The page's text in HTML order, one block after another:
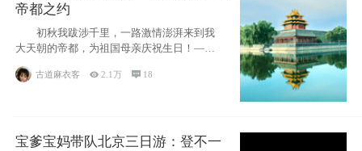
帝都之约
初秋我跋涉千里，一路激情澎湃来到我
大天朝的帝都，为祖国母亲庆祝生日！——
古道麻衣客 2.1万  18
宝爹宝妈带队北京三日游：登不一